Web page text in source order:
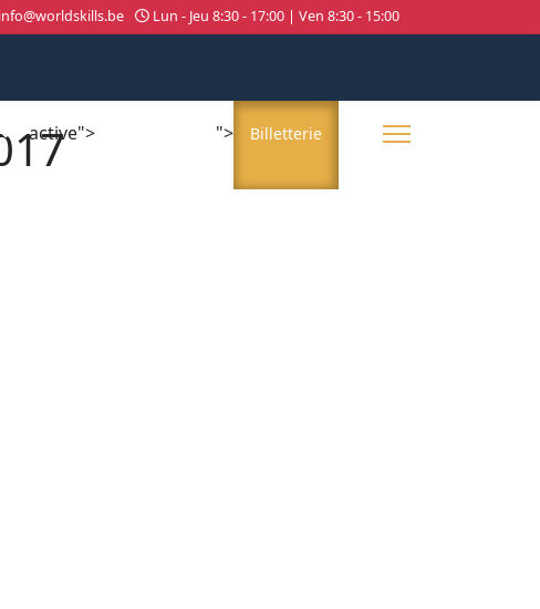
info@worldskills.be Lun - Jeu 8:30 - 17:00 | Ven 8:30 - 15:00
active"> "> Billetterie